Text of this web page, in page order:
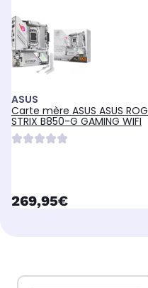
Connecteur HDMI
-
PCI-Express 1x
1.0
ASUS
Carte mère ASUS ASUS ROG
STRIX B850-G GAMING WIFI
currentPrice
269,95€